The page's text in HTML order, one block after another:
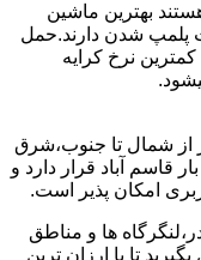
بهترین ماشین
پلمپ شدن دارند.حمل
نرخ کرایه
شمال تا جنوب،شرق
قاسم آباد قرار دارد و
امکان پذیر است.
ها و مناطق
تا با ارزان ترین